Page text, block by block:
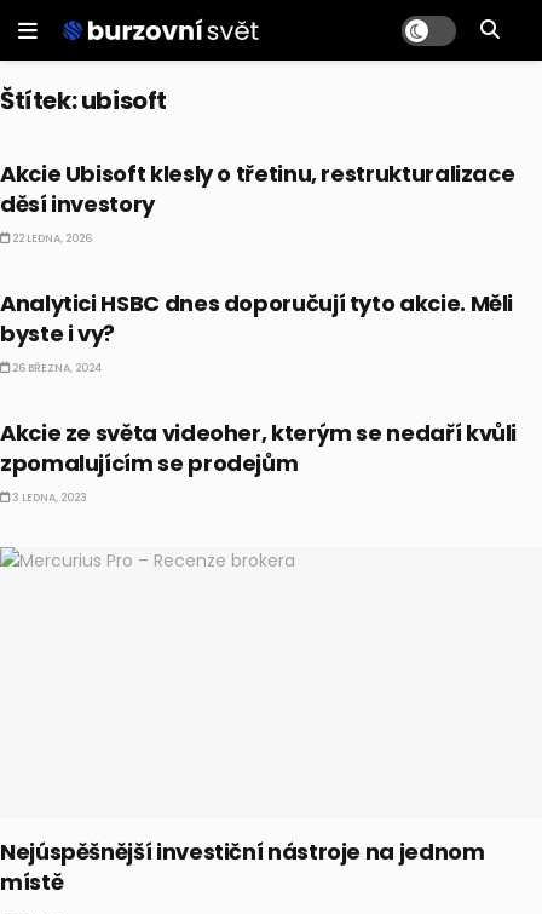
Štítek:ubisoft
Akcie Ubisoft klesly o třetinu, restrukturalizace
děsí investory
22 LEDNA, 2026
Analytici HSBC dnes doporučují tyto akcie. Měli
byste i vy?
26 BŘEZNA, 2024
Akcie ze světa videoher, kterým se nedaří kvůli
zpomalujícím se prodejům
3 LEDNA, 2023
Nejúspěšnější investiční nástroje na jednom
místě